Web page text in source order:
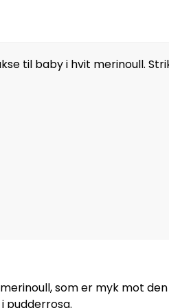
til baby i hvit merinoull.
som er myk mot
pudderrosa.